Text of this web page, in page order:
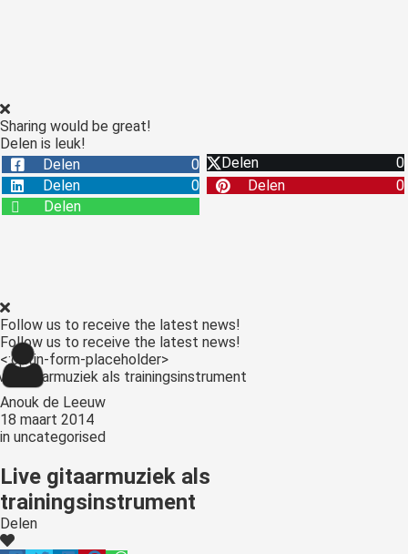
Sharing would be great!
Delen is leuk!
Delen
0 Delen
0
Delen
0 Delen
0
Delen
Follow us to receive the latest news!
Follow us to receive the latest news!
<:optin-form-placeholder>
Anouk de Leeuw
18 maart 2014
in uncategorised
Live gitaarmuziek als
trainingsinstrument
Delen